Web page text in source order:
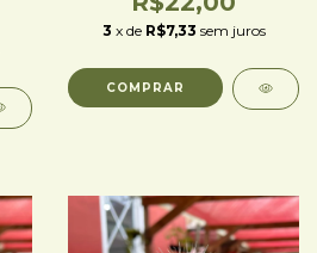
3 x de R$7,33 sem juros